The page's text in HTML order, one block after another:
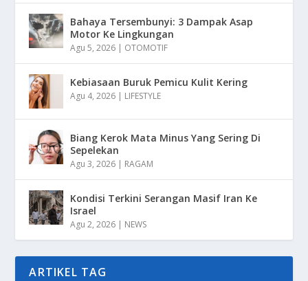
Bahaya Tersembunyi: 3 Dampak Asap
Motor Ke Lingkungan
Agu 5, 2026 | OTOMOTIF
Kebiasaan Buruk Pemicu Kulit Kering
Agu 4, 2026 | LIFESTYLE
Biang Kerok Mata Minus Yang Sering Di
Sepelekan
Agu 3, 2026 | RAGAM
Kondisi Terkini Serangan Masif Iran Ke
Israel
Agu 2, 2026 | NEWS
ARTIKEL TAG